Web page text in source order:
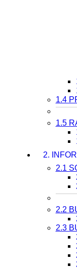
1.4
1.5
2.
2.1
2.2
2.3